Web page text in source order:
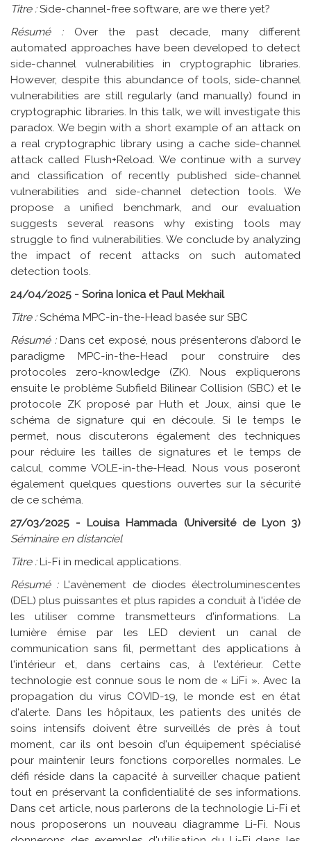
Titre :Side-channel-free software, are we there yet?
Résumé :Over the past decade, many different
automated approaches have been developed to detect
side-channel vulnerabilities in cryptographic libraries.
However, despite this abundance of tools, side-channel
vulnerabilities are still regularly (and manually) found in
cryptographic libraries. In this talk, we will investigate this
paradox. We begin with a short example of an attack on
a real cryptographic library using a cache side-channel
attack called Flush+Reload. We continue with a survey
and classification of recently published side-channel
vulnerabilities and side-channel detection tools. We
propose a unified benchmark, and our evaluation
suggests several reasons why existing tools may
struggle to find vulnerabilities. We conclude by analyzing
the impact of recent attacks on such automated
detection tools.
24/04/2025 - Sorina Ionica et Paul Mekhail
Titre :Schéma MPC-in-the-Head basée sur SBC
Résumé :Dans cet exposé, nous présenterons d’abord le
paradigme MPC-in-the-Head pour construire des
protocoles zero-knowledge (ZK). Nous expliquerons
ensuite le problème Subfield Bilinear Collision (SBC) et le
protocole ZK proposé par Huth et Joux, ainsi que le
schéma de signature qui en découle. Si le temps le
permet, nous discuterons également des techniques
pour réduire les tailles de signatures et le temps de
calcul, comme VOLE-in-the-Head. Nous vous poseront
également quelques questions ouvertes sur la sécurité
de ce schéma.
27/03/2025 - Louisa Hammada (Université de Lyon 3)
Séminaire en distanciel
Titre :Li-Fi in medical applications.
Résumé :L'avènement de diodes électroluminescentes
(DEL) plus puissantes et plus rapides a conduit à l'idée de
les utiliser comme transmetteurs d'informations. La
lumière émise par les LED devient un canal de
communication sans fil, permettant des applications à
l'intérieur et, dans certains cas, à l'extérieur. Cette
technologie est connue sous le nom de « LiFi ». Avec la
propagation du virus COVID-19, le monde est en état
d'alerte. Dans les hôpitaux, les patients des unités de
soins intensifs doivent être surveillés de près à tout
moment, car ils ont besoin d'un équipement spécialisé
pour maintenir leurs fonctions corporelles normales. Le
défi réside dans la capacité à surveiller chaque patient
tout en préservant la confidentialité de ses informations.
Dans cet article, nous parlerons de la technologie Li-Fi et
nous proposerons un nouveau diagramme Li-Fi. Nous